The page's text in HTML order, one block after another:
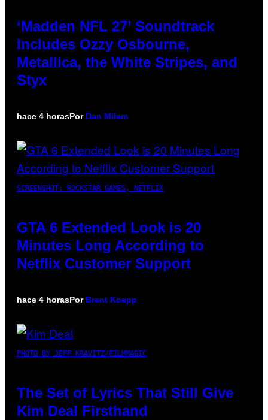
‘Madden NFL 27’ Soundtrack
Includes Ozzy Osbourne,
Metallica, the White Stripes, and
Styx
hace 4 horasPor Dan Milam
SCREENSHOT: ROCKSTAR GAMES, NETFLIX
GTA 6 Extended Look is 20
Minutes Long According to
Netflix Customer Support
hace 4 horasPor Brent Koepp
PHOTO BY JEFF KRAVITZ/FILMMAGIC
The Set of Lyrics That Still Give
Kim Deal Firsthand